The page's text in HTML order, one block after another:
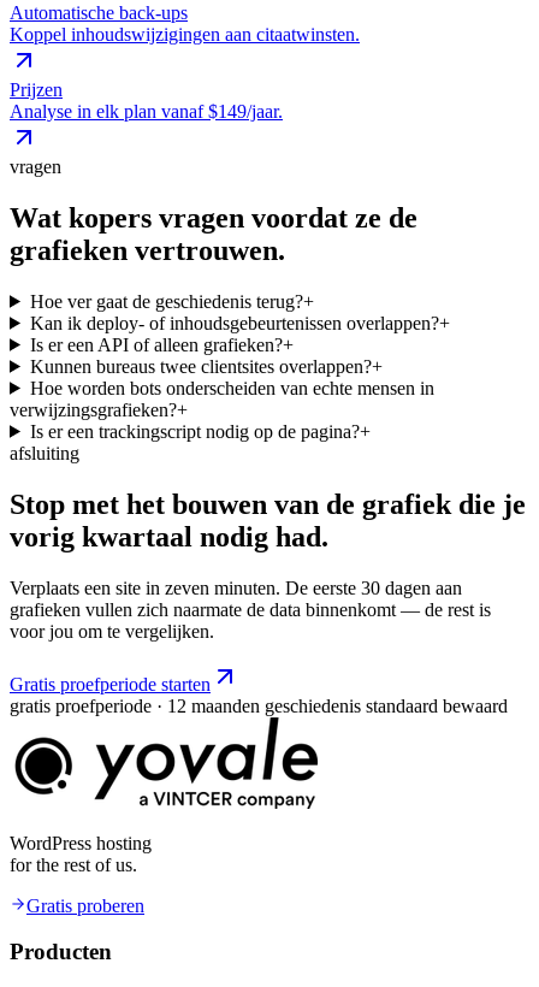
Automatische back-ups
Koppel inhoudswijzigingen aan citaatwinsten.
Prijzen
Analyse in elk plan vanaf $149/jaar.
vragen
Wat kopers vragen voordat ze de
grafieken vertrouwen.
Hoe ver gaat de geschiedenis terug?+
Kan ik deploy- of inhoudsgebeurtenissen overlappen?+
Is er een API of alleen grafieken?+
Kunnen bureaus twee clientsites overlappen?+
Hoe worden bots onderscheiden van echte mensen in
verwijzingsgrafieken?+
Is er een trackingscript nodig op de pagina?+
afsluiting
Stop met het bouwen van de grafiek die je
vorig kwartaal nodig had.
Verplaats een site in zeven minuten. De eerste 30 dagen aan
grafieken vullen zich naarmate de data binnenkomt — de rest is
voor jou om te vergelijken.
Gratis proefperiode starten
gratis proefperiode · 12 maanden geschiedenis standaard bewaard
WordPress hosting
for the rest of us.
Gratis proberen
Producten